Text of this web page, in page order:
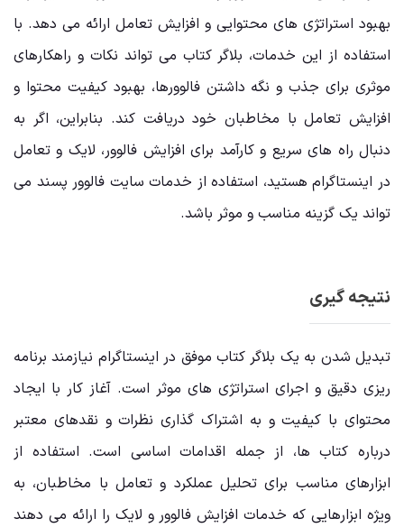
بهبود استراتژی‌ های محتوایی و افزایش تعامل ارائه می ‌دهد. با
استفاده از این خدمات، بلاگر کتاب می ‌تواند نکات و راهکارهای
موثری برای جذب و نگه ‌داشتن فالوورها، بهبود کیفیت محتوا و
افزایش تعامل با مخاطبان خود دریافت کند. بنابراین، اگر به
دنبال راه‌ های سریع و کارآمد برای افزایش فالوور، لایک و تعامل
در اینستاگرام هستید، استفاده از خدمات سایت فالوور پسند می‌
تواند یک گزینه مناسب و موثر باشد.
نتیجه گیری
تبدیل شدن به یک بلاگر کتاب موفق در اینستاگرام نیازمند برنامه
‌ریزی دقیق و اجرای استراتژی ‌های موثر است. آغاز کار با ایجاد
محتوای با کیفیت و به اشتراک‌ گذاری نظرات و نقدهای معتبر
درباره کتاب ‌ها، از جمله اقدامات اساسی است. استفاده از
ابزارهای مناسب برای تحلیل عملکرد و تعامل با مخاطبان، به
ویژه ابزارهایی که خدمات افزایش فالوور و لایک را ارائه می‌ دهند